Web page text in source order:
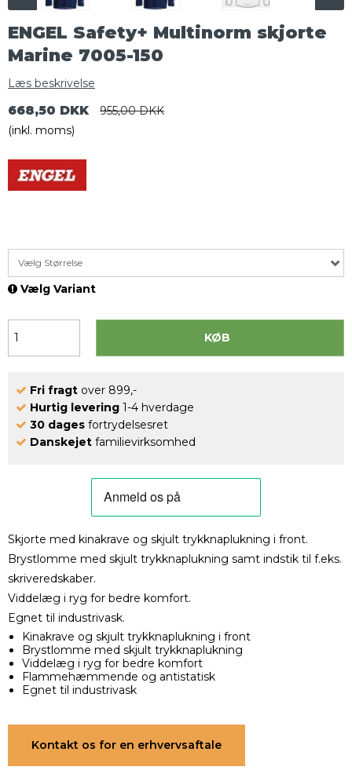
ENGEL Safety+ Multinorm skjorte
Marine 7005-150
Læs beskrivelse
668,50 DKK
955,00 DKK
(inkl. moms)
Vælg Størrelse
Vælg Variant
KØB
Fri fragt over 899,-
Hurtig levering 1-4 hverdage
30 dages fortrydelsesret
Danskejet familievirksomhed
Skjorte med kinakrave og skjult trykknaplukning i front.
Brystlomme med skjult trykknaplukning samt indstik til f.eks.
skriveredskaber.
Viddelæg i ryg for bedre komfort.
Egnet til industrivask.
Kinakrave og skjult trykknaplukning i front
Brystlomme med skjult trykknaplukning
Viddelæg i ryg for bedre komfort
Flammehæmmende og antistatisk
Egnet til industrivask
Kontakt os for en erhvervsaftale